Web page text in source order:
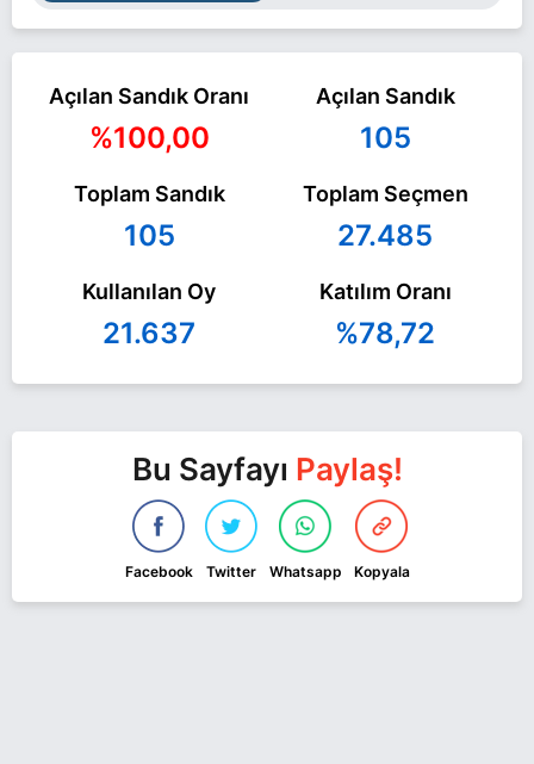
Açılan Sandık Oranı
%100,00
Açılan Sandık
105
Toplam Sandık
105
Toplam Seçmen
27.485
Kullanılan Oy
21.637
Katılım Oranı
%78,72
Bu Sayfayı Paylaş!
Facebook Twitter Whatsapp Kopyala